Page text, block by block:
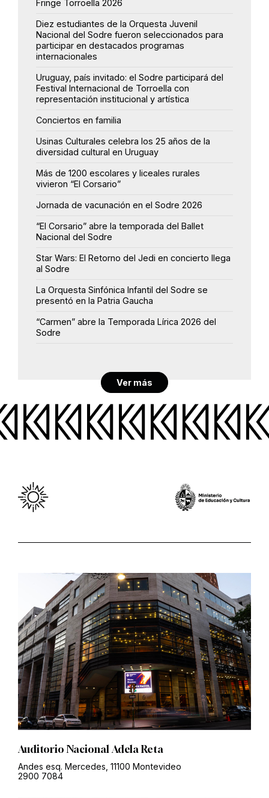
Fringe Torroella 2026
Diez estudiantes de la Orquesta Juvenil
Nacional del Sodre fueron seleccionados para
participar en destacados programas
internacionales
Uruguay, país invitado: el Sodre participará del
Festival Internacional de Torroella con
representación institucional y artística
Conciertos en familia
Usinas Culturales celebra los 25 años de la
diversidad cultural en Uruguay
Más de 1200 escolares y liceales rurales
vivieron “El Corsario”
Jornada de vacunación en el Sodre 2026
“El Corsario” abre la temporada del Ballet
Nacional del Sodre
Star Wars: El Retorno del Jedi en concierto llega
al Sodre
La Orquesta Sinfónica Infantil del Sodre se
presentó en la Patria Gaucha
“Carmen” abre la Temporada Lírica 2026 del
Sodre
Ver más
Auditorio Nacional Adela Reta
Andes esq. Mercedes, 11100 Montevideo
2900 7084